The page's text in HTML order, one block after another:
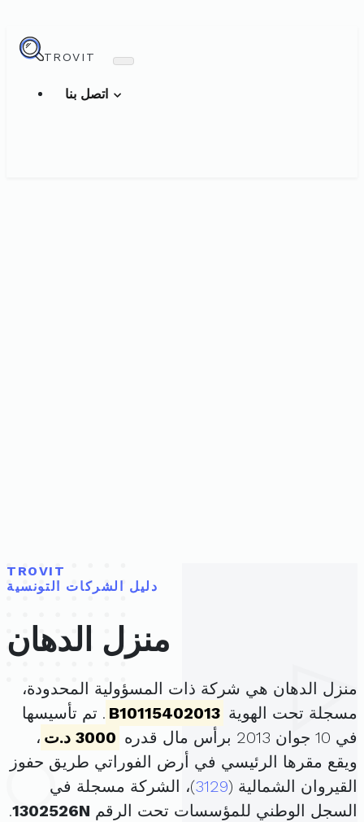
TROVIT
TROVIT
دليل الشركات التونسية
منزل الدهان
منزل الدهان هي شركة ذات المسؤولية المحدودة،
مسجلة تحت الهوية B10115402013 . تم تأسيسها
في 10 جوان 2013 برأس مال قدره
3000 د.ت
،
ويقع مقرها الرئيسي في أرض الفوراتي طريق حفوز
القيروان الشمالية (3129)، الشركة مسجلة في
السجل الوطني للمؤسسات تحت الرقم 1302526N
.